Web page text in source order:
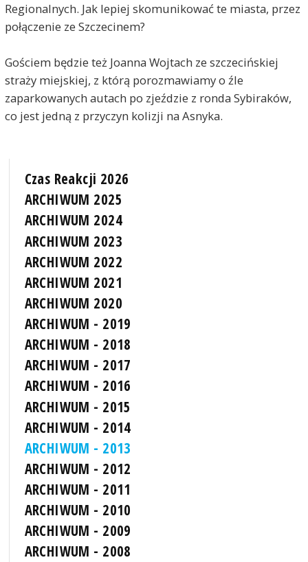
Regionalnych. Jak lepiej skomunikować te miasta, przez
połączenie ze Szczecinem?
Gościem będzie też Joanna Wojtach ze szczecińskiej
straży miejskiej, z którą porozmawiamy o źle
zaparkowanych autach po zjeździe z ronda Sybiraków,
co jest jedną z przyczyn kolizji na Asnyka.
Czas Reakcji 2026
ARCHIWUM 2025
ARCHIWUM 2024
ARCHIWUM 2023
ARCHIWUM 2022
ARCHIWUM 2021
ARCHIWUM 2020
ARCHIWUM - 2019
ARCHIWUM - 2018
ARCHIWUM - 2017
ARCHIWUM - 2016
ARCHIWUM - 2015
ARCHIWUM - 2014
ARCHIWUM - 2013
ARCHIWUM - 2012
ARCHIWUM - 2011
ARCHIWUM - 2010
ARCHIWUM - 2009
ARCHIWUM - 2008